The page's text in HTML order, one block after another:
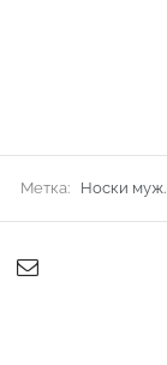
Метка: Носки муж.